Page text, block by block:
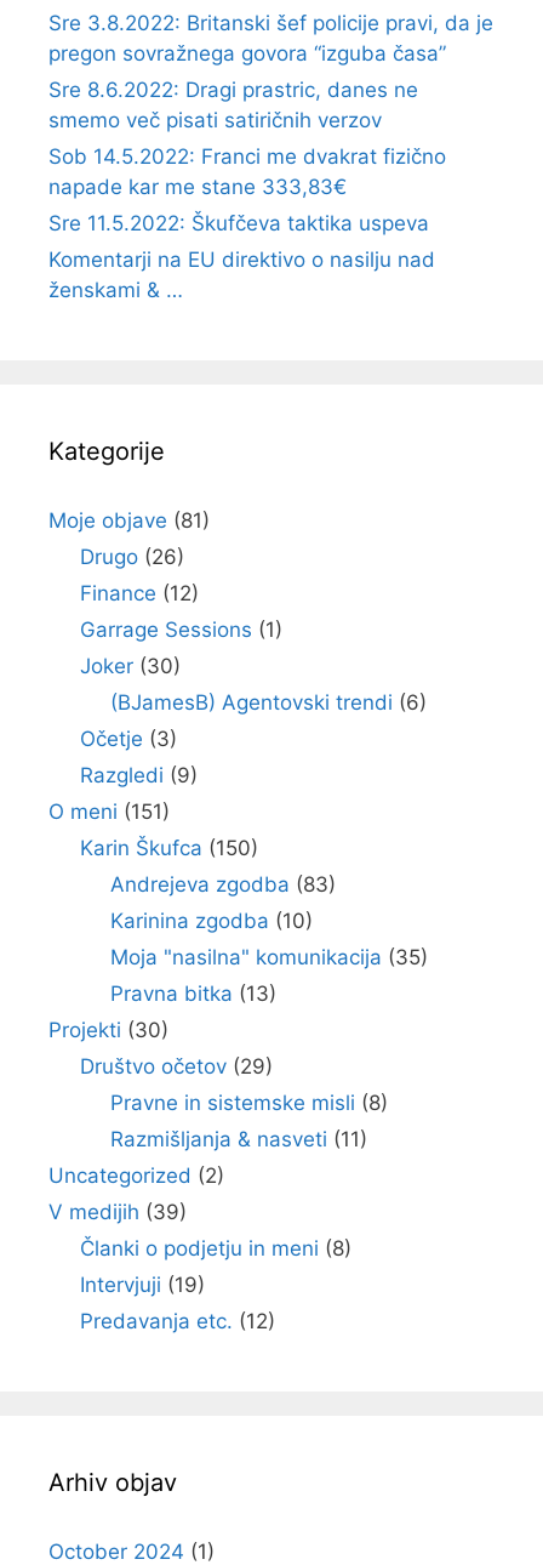
Sre 3.8.2022: Britanski šef policije pravi, da je
pregon sovražnega govora “izguba časa”
Sre 8.6.2022: Dragi prastric, danes ne
smemo več pisati satiričnih verzov
Sob 14.5.2022: Franci me dvakrat fizično
napade kar me stane 333,83€
Sre 11.5.2022: Škufčeva taktika uspeva
Komentarji na EU direktivo o nasilju nad
ženskami & …
Kategorije
Moje objave (81)
Drugo(26)
Finance (12)
Garrage Sessions (1)
Joker(30)
(BJamesB) Agentovski trendi (6)
Očetje (3)
Razgledi (9)
O meni (151)
Karin Škufca (150)
Andrejeva zgodba (83)
Karinina zgodba (10)
Moja "nasilna" komunikacija (35)
Pravna bitka (13)
Projekti (30)
Društvo očetov(29)
Pravne in sistemske misli (8)
Razmišljanja & nasveti (11)
Uncategorized (2)
V medijih (39)
Članki o podjetju in meni (8)
Intervjuji (19)
Predavanja etc. (12)
Arhiv objav
October 2024 (1)